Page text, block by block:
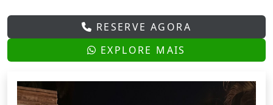
RESERVE AGORA
EXPLORE MAIS